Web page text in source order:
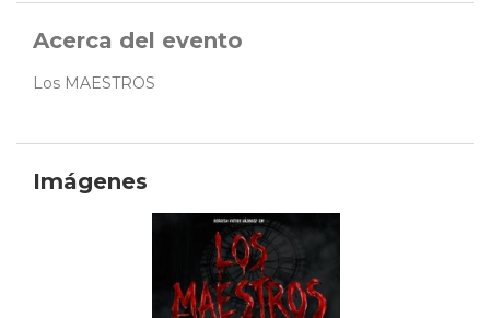
Acerca del evento
Los MAESTROS
Imágenes